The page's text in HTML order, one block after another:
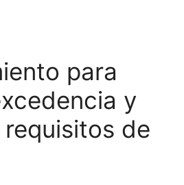
para
y
de